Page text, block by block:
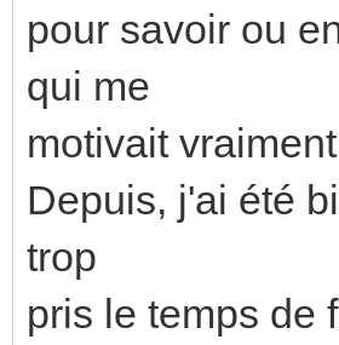
pour savoir ou
qui me
motivait
Depuis, j'ai été
trop
pris le temps de